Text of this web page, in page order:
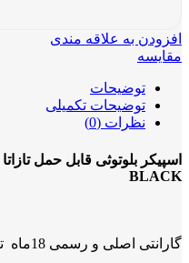
افزودن به علاقه مندی
مقایسه
توضیحات
توضیحات تکمیلی
نظرات (0)
BLACK
گارانتی اصلی و رسمی 18ماه تعویض تخت جمشید